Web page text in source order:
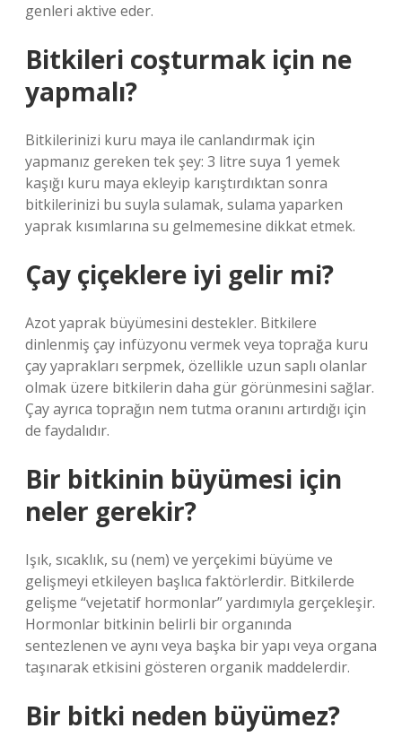
genleri aktive eder.
Bitkileri coşturmak için ne
yapmalı?
Bitkilerinizi kuru maya ile canlandırmak için
yapmanız gereken tek şey: 3 litre suya 1 yemek
kaşığı kuru maya ekleyip karıştırdıktan sonra
bitkilerinizi bu suyla sulamak, sulama yaparken
yaprak kısımlarına su gelmemesine dikkat etmek.
Çay çiçeklere iyi gelir mi?
Azot yaprak büyümesini destekler. Bitkilere
dinlenmiş çay infüzyonu vermek veya toprağa kuru
çay yaprakları serpmek, özellikle uzun saplı olanlar
olmak üzere bitkilerin daha gür görünmesini sağlar.
Çay ayrıca toprağın nem tutma oranını artırdığı için
de faydalıdır.
Bir bitkinin büyümesi için
neler gerekir?
Işık, sıcaklık, su (nem) ve yerçekimi büyüme ve
gelişmeyi etkileyen başlıca faktörlerdir. Bitkilerde
gelişme “vejetatif hormonlar” yardımıyla gerçekleşir.
Hormonlar bitkinin belirli bir organında
sentezlenen ve aynı veya başka bir yapı veya organa
taşınarak etkisini gösteren organik maddelerdir.
Bir bitki neden büyümez?